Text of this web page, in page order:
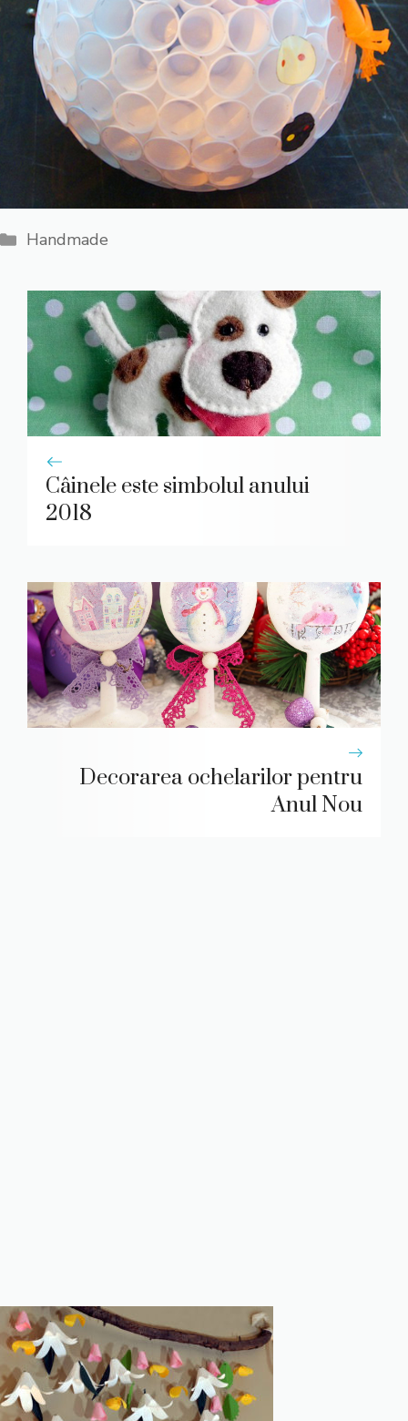
Categorii
Handmade
Câinele este simbolul anului
2018
Decorarea ochelarilor pentru
Anul Nou